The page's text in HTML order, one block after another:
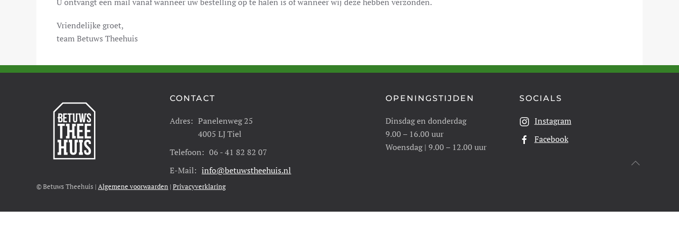
Vriendelijke groet,
team Betuws Theehuis
CONTACT
Adres: Panelenweg 25
4005 LJ Tiel
Telefoon: 06 - 41 82 82 07
E-Mail: info@betuwstheehuis.nl
OPENINGSTIJDEN
Dinsdag en donderdag
9.00 – 16.00 uur
Woensdag | 9.00 – 12.00 uur
SOCIALS
Instagram
Facebook
© Betuws Theehuis | Algemene voorwaarden | Privacyverklaring